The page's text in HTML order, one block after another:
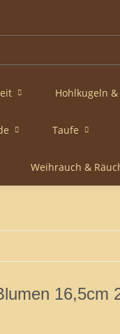
Hohlkugeln
Taufe
Weihrauch &
16,5cm